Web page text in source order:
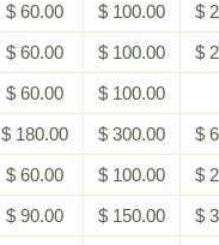
$ 60.00 $ 100.00
$
$ 60.00 $ 100.00
$
$ 60.00
$ 100.00
$ 180.00 $ 300.00
$
$ 60.00 $ 100.00
$
$ 90.00 $ 150.00
$